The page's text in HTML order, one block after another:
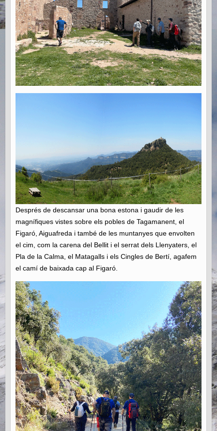
Després de descansar una bona estona i gaudir de les
magnífiques vistes sobre els pobles de Tagamanent, el
Figaró, Aiguafreda i també de les muntanyes que envolten
el cim, com la carena del Bellit i el serrat dels Llenyaters, el
Pla de la Calma, el Matagalls i els Cingles de Bertí, agafem
el camí de baixada cap al Figaró.